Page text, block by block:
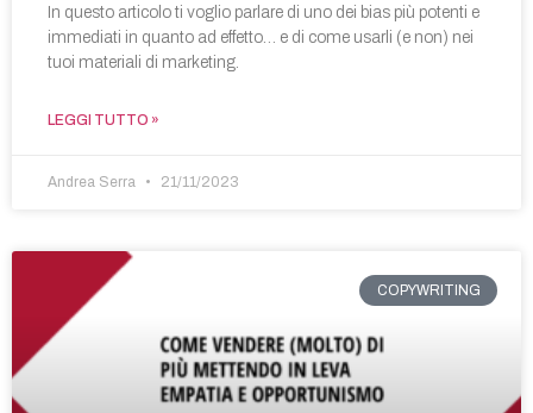
In questo articolo ti voglio parlare di uno dei bias più potenti e
immediati in quanto ad effetto… e di come usarli (e non) nei
tuoi materiali di marketing.
LEGGI TUTTO »
Andrea Serra 21/11/2023
COPYWRITING